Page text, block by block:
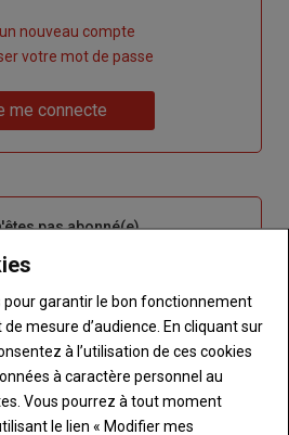
nouveau compte
votre mot de passe
me connecte
pas abonné(e)
UN COMPTE
formule et créez votre
à tout Terre de
Touraine.
un compte
pour garantir le bon fonctionnement
mesure d’audience. En cliquant sur
à l’utilisation de ces cookies
à caractère personnel au
Vous pourrez à tout moment
le lien « Modifier mes